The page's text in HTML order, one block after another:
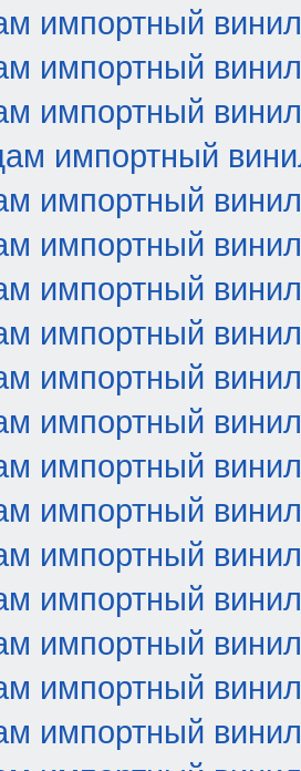
импортный винил
импортный винил
импортный винил
импортный
импортный винил
импортный винил
импортный винил
импортный винил
импортный винил
импортный винил
импортный винил
импортный винил
импортный винил
импортный винил
импортный винил
импортный винил
импортный винил